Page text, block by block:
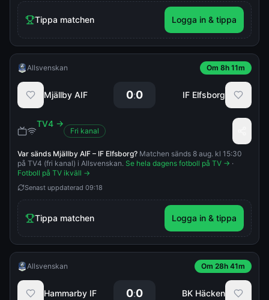
Tippa matchen Logga in & tippa
Allsvenskan Om 8h 11m
Mjällby AIF 0:0 IF Elfsborg
TV4 →
Fri kanal
Var sänds Mjällby AIF – IF Elfsborg? Matchen sänds 8 aug. kl 15:30
på TV4 (fri kanal) i Allsvenskan. Se hela dagens fotboll på TV → ·
Fotboll på TV ikväll →
Senast uppdaterad 09:18
Tippa matchen Logga in & tippa
Allsvenskan Om 28h 41m
Hammarby IF 0:0 BK Häcken